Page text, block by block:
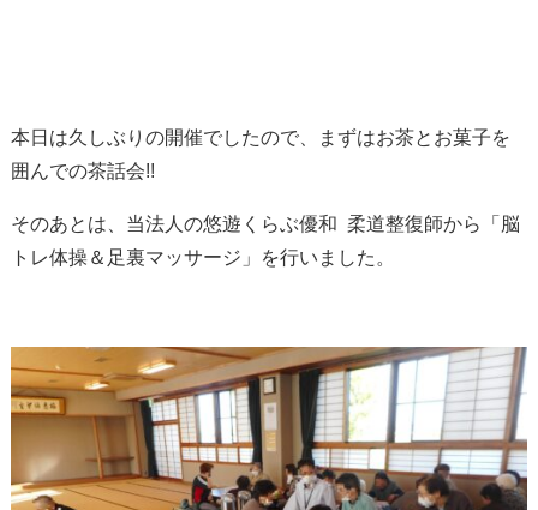
本日は久しぶりの開催でしたので、まずはお茶とお菓子を
囲んでの茶話会!!
そのあとは、当法人の悠遊くらぶ優和 柔道整復師から「脳
トレ体操＆足裏マッサージ」を行いました。